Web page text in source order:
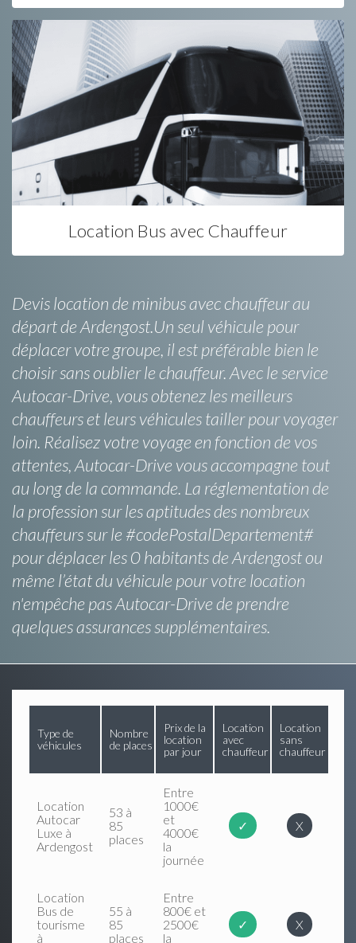
Location Bus avec Chauffeur
Devis location de minibus avec chauffeur au
départ de Ardengost.Un seul véhicule pour
déplacer votre groupe, il est préférable bien le
choisir sans oublier le chauffeur. Avec le service
Autocar-Drive, vous obtenez les meilleurs
chauffeurs et leurs véhicules tailler pour voyager
loin. Réalisez votre voyage en fonction de vos
attentes, Autocar-Drive vous accompagne tout
au long de la commande. La réglementation de
la profession sur les aptitudes des nombreux
chauffeurs sur le #codePostalDepartement#
pour déplacer les 0 habitants de Ardengost ou
même l’état du véhicule pour votre location
n'empêche pas Autocar-Drive de prendre
quelques assurances supplémentaires.
Type de
véhicules
Nombre
de places
Prix de la
location
par jour
Location
avec
chauffeur
Location
sans
chauffeur
Location
Autocar
Luxe à
Ardengost
53 à
85
places
Entre
1000€
et
4000€
la
journée
✓ X
Location
Bus de
tourisme
à
55 à
85
places
Entre
800€ et
2500€
la
✓ X